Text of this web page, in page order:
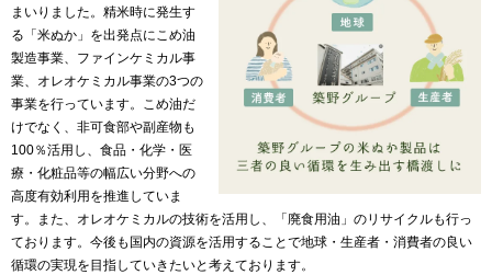
まいりました。精米時に発生す
る「米ぬか」を出発点にこめ油
製造事業、ファインケミカル事
業、オレオケミカル事業の3つの
事業を行っています。こめ油だ
けでなく、非可食部や副産物も
100％活用し、食品・化学・医
療・化粧品等の幅広い分野への
高度有効利用を推進していま
す。また、オレオケミカルの技術を活用し、「廃食用油」のリサイクルも行っ
ております。今後も国内の資源を活用することで地球・生産者・消費者の良い
循環の実現を目指していきたいと考えております。